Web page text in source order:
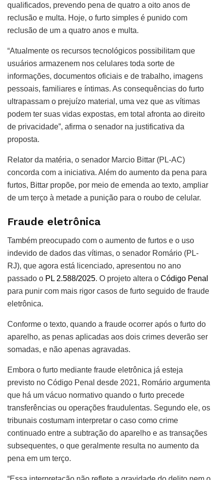
qualificados, prevendo pena de quatro a oito anos de
reclusão e multa. Hoje, o furto simples é punido com
reclusão de um a quatro anos e multa.
“Atualmente os recursos tecnológicos possibilitam que
usuários armazenem nos celulares toda sorte de
informações, documentos oficiais e de trabalho, imagens
pessoais, familiares e íntimas. As consequências do furto
ultrapassam o prejuízo material, uma vez que as vítimas
podem ter suas vidas expostas, em total afronta ao direito
de privacidade”, afirma o senador na justificativa da
proposta.
Relator da matéria, o senador Marcio Bittar (PL-AC)
concorda com a iniciativa. Além do aumento da pena para
furtos, Bittar propõe, por meio de emenda ao texto, ampliar
de um terço à metade a punição para o roubo de celular.
Fraude eletrônica
Também preocupado com o aumento de furtos e o uso
indevido de dados das vítimas, o senador Romário (PL-
RJ), que agora está licenciado, apresentou no ano
passado o PL 2.588/2025. O projeto altera o Código Penal
para punir com mais rigor casos de furto seguido de fraude
eletrônica.
Conforme o texto, quando a fraude ocorrer após o furto do
aparelho, as penas aplicadas aos dois crimes deverão ser
somadas, e não apenas agravadas.
Embora o furto mediante fraude eletrônica já esteja
previsto no Código Penal desde 2021, Romário argumenta
que há um vácuo normativo quando o furto precede
transferências ou operações fraudulentas. Segundo ele, os
tribunais costumam interpretar o caso como crime
continuado entre a subtração do aparelho e as transações
subsequentes, o que geralmente resulta no aumento da
pena em um terço.